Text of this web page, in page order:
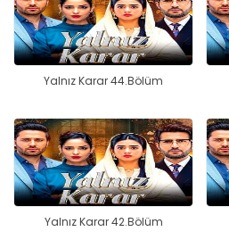
Yalnız Karar 44.Bölüm
Yalnız Karar 42.Bölüm